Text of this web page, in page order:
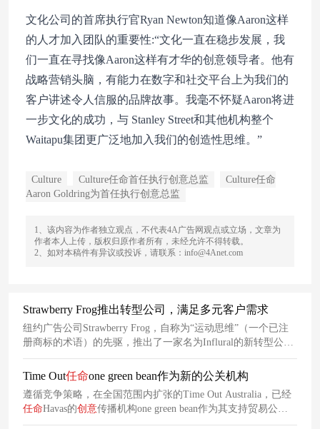
文化公司的首席执行官Ryan Newton知道像Aaron这样
的人才加入团队的重要性:“文化一直在稳步发展，我
们一直在寻找像Aaron这样有才华的创意领导者。他有
战略营销头脑，有能力在数字和社交平台上为我们的
客户讲述令人信服的品牌故事。我毫不怀疑Aaron将进
一步文化的成功，与 Stanley Street和其他机构整个
Waitapu集团更广泛地加入我们的创造性思维。”
Culture Culture任命首任执行创意总监
Culture任命
Aaron Goldring为首任执行创意总监
1、该内容为作者独立观点，不代表4A广告网观点或立场，文章为
作者本人上传，版权归原作者所有，未经允许不得转载。
2、如对本稿件有异议或投诉，请联系：info@4Anet.com
Strawberry Frog推出转型公司，满足多元客户需求
纽约广告公司Strawberry Frog，自称为“运动思维”（一个已注
册商标的术语）的先驱，推出了一家名为Influral的新转型公
司。
Time Out任命one green bean作为新的公关机构
遵循竞争策略，在全国范围内扩张的Time Out Australia，已经
任命Havas的创意传播机构one green bean作为其支持贸易公
关、影响者合作和社交媒体。